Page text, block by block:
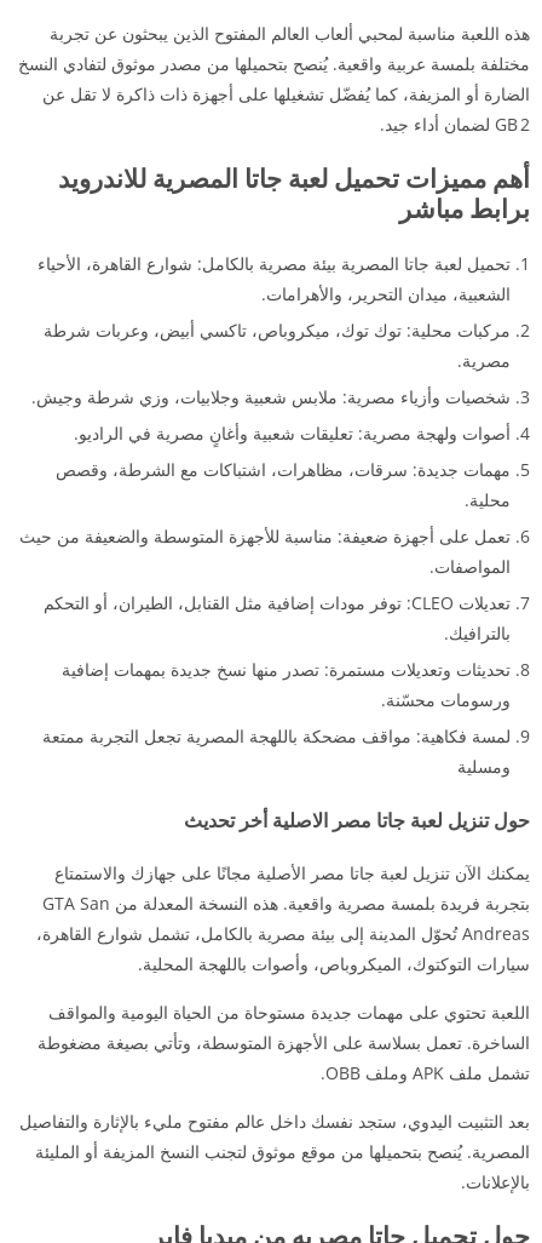
هذه اللعبة مناسبة لمحبي ألعاب العالم المفتوح الذين يبحثون عن تجربة
مختلفة بلمسة عربية واقعية. يُنصح بتحميلها من مصدر موثوق لتفادي النسخ
الضارة أو المزيفة، كما يُفضّل تشغيلها على أجهزة ذات ذاكرة لا تقل عن
2 GB لضمان أداء جيد.
أهم مميزات تحميل لعبة جاتا المصرية للاندرويد
برابط مباشر
تحميل لعبة جاتا المصرية بيئة مصرية بالكامل: شوارع القاهرة، الأحياء
الشعبية، ميدان التحرير، والأهرامات.
مركبات محلية: توك توك، ميكروباص، تاكسي أبيض، وعربات شرطة
مصرية.
شخصيات وأزياء مصرية: ملابس شعبية وجلابيات، وزي شرطة وجيش.
أصوات ولهجة مصرية: تعليقات شعبية وأغانٍ مصرية في الراديو.
مهمات جديدة: سرقات، مظاهرات، اشتباكات مع الشرطة، وقصص
محلية.
تعمل على أجهزة ضعيفة: مناسبة للأجهزة المتوسطة والضعيفة من حيث
المواصفات.
تعديلات CLEO: توفر مودات إضافية مثل القنابل، الطيران، أو التحكم
بالترافيك.
تحديثات وتعديلات مستمرة: تصدر منها نسخ جديدة بمهمات إضافية
ورسومات محسّنة.
لمسة فكاهية: مواقف مضحكة باللهجة المصرية تجعل التجربة ممتعة
ومسلية
حول تنزيل لعبة جاتا مصر الاصلية أخر تحديث
يمكنك الآن تنزيل لعبة جاتا مصر الأصلية مجانًا على جهازك والاستمتاع
بتجربة فريدة بلمسة مصرية واقعية. هذه النسخة المعدلة من GTA San
Andreas تُحوّل المدينة إلى بيئة مصرية بالكامل، تشمل شوارع القاهرة،
سيارات التوكتوك، الميكروباص، وأصوات باللهجة المحلية.
اللعبة تحتوي على مهمات جديدة مستوحاة من الحياة اليومية والمواقف
الساخرة. تعمل بسلاسة على الأجهزة المتوسطة، وتأتي بصيغة مضغوطة
تشمل ملف APK وملف OBB.
بعد التثبيت اليدوي، ستجد نفسك داخل عالم مفتوح مليء بالإثارة والتفاصيل
المصرية. يُنصح بتحميلها من موقع موثوق لتجنب النسخ المزيفة أو المليئة
بالإعلانات.
حول تحميل جاتا مصريه من ميديا فاير